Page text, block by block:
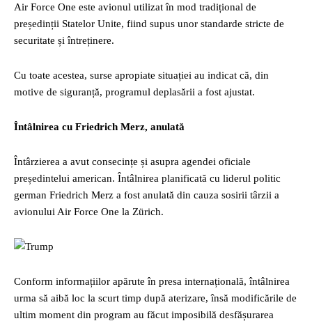
Air Force One este avionul utilizat în mod tradițional de
președinții Statelor Unite, fiind supus unor standarde stricte de
securitate și întreținere.
Cu toate acestea, surse apropiate situației au indicat că, din
motive de siguranță, programul deplasării a fost ajustat.
Întâlnirea cu Friedrich Merz, anulată
Întârzierea a avut consecințe și asupra agendei oficiale
președintelui american. Întâlnirea planificată cu liderul politic
german Friedrich Merz a fost anulată din cauza sosirii târzii a
avionului Air Force One la Zürich.
Conform informațiilor apărute în presa internațională, întâlnirea
urma să aibă loc la scurt timp după aterizare, însă modificările de
ultim moment din program au făcut imposibilă desfășurarea